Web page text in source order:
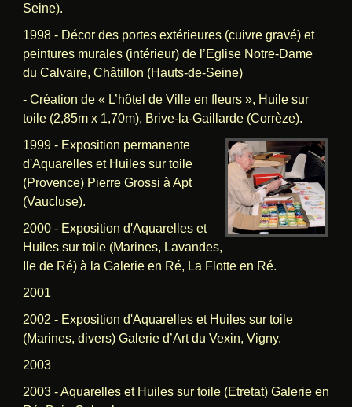
Seine).
1998 - Décor des portes extérieures (cuivre gravé) et
peintures murales (intérieur) de l’Eglise Notre-Dame
du Calvaire, Châtillon (Hauts-de-Seine)
- Création de « L’hôtel de Ville en fleurs », Huile sur
toile (2,85m x 1,70m), Brive-la-Gaillarde (Corrèze).
1999 - Exposition permanente
d'Aquarelles et Huiles sur toile
(Provence) Pierre Grossi à Apt
(Vaucluse).
2000 - Exposition d'Aquarelles et
Huiles sur toile (Marines, Lavandes,
Ile de Ré) à la Galerie en Ré, La Flotte en Ré.
2001
2002 - Exposition d'Aquarelles et Huiles sur toile
(Marines, divers) Galerie d’Art du Vexin, Vigny.
2003
2003 - Aquarelles et Huiles sur toile (Etretat) Galerie en